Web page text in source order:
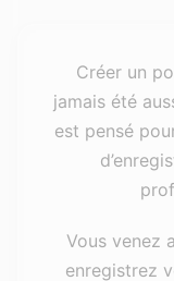
Créer un
jamais été
est pensé
Vous venez
enregistrez